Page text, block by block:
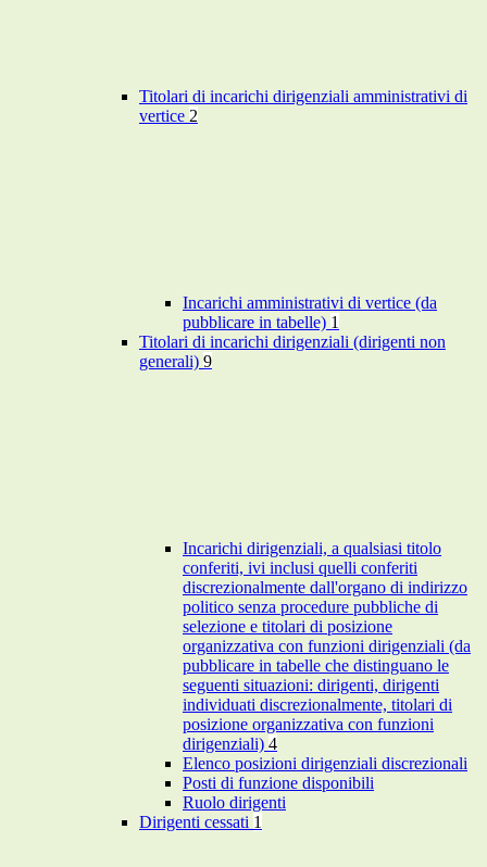
Titolari di incarichi dirigenziali amministrativi di
vertice 2
Incarichi amministrativi di vertice (da
pubblicare in tabelle) 1
Titolari di incarichi dirigenziali (dirigenti non
generali) 9
Incarichi dirigenziali, a qualsiasi titolo
conferiti, ivi inclusi quelli conferiti
discrezionalmente dall'organo di indirizzo
politico senza procedure pubbliche di
selezione e titolari di posizione
organizzativa con funzioni dirigenziali (da
pubblicare in tabelle che distinguano le
seguenti situazioni: dirigenti, dirigenti
individuati discrezionalmente, titolari di
posizione organizzativa con funzioni
dirigenziali) 4
Elenco posizioni dirigenziali discrezionali
Posti di funzione disponibili
Ruolo dirigenti
Dirigenti cessati 1